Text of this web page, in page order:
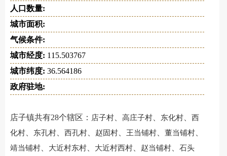
人口数量:
城市面积:
气候条件:
城市经度: 115.503767
城市纬度: 36.564186
政府驻地:
店子镇共有28个辖区： 店子村 高庄子村 东化村
西
化村
东孔村 西孔村 赵固村 王当铺村 董当铺村
靖当铺村 大近村东村 大近村西村 赵当铺村
石头